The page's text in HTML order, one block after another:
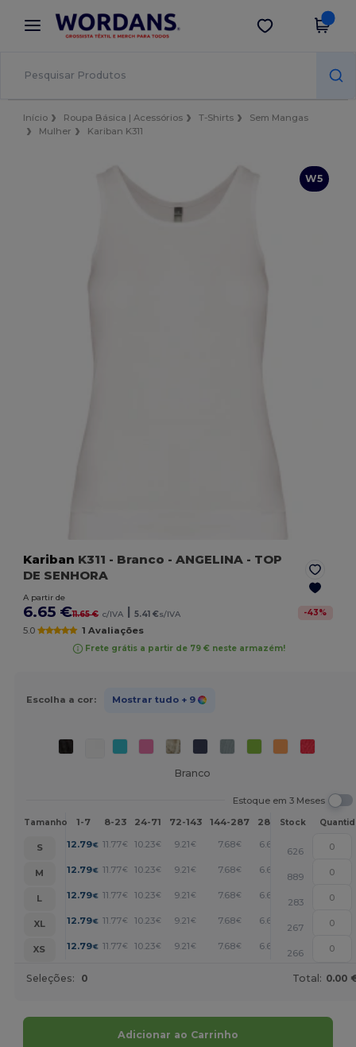
× App Wordans
Melhores preços na app!
Obter app
Início Roupa Básica | Acessórios T-Shirts
Sem Mangas
Mulher
Kariban K311
W5
Kariban K311 - Branco - ANGELINA - TOP
DE SENHORA
A partir de
6.65 €11.65 € c/IVA | 5.41 €s/IVA -43%
5.0 1 Avaliações
Frete grátis a partir de 79 € neste armazém!
Escolha a cor: Mostrar tudo + 9
Branco
Estoque em 3 Meses
Tamanho 1-7 8-23 24-71 72-143 144-287 288 + Mais
Stock
S 12.79€ 11.77€ 10.23€ 9.21 € 7.68€ 6.65 +
626
M
12.79€ 11.77€ 10.23€ 9.21 € 7.68€ 6.65 +
889
L
12.79€ 11.77€ 10.23€ 9.21 € 7.68€ 6.65 +
283
XL
12.79€ 11.77€ 10.23€ 9.21 € 7.68€ 6.65 +
267
XS
12.79€ 11.77€ 10.23€ 9.21 € 7.68€ 6.65 +
266
Seleções: 0 Total: 0.00
Adicionar ao Carrinho